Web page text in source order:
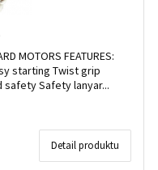
MOTORS FEATURES:
starting Twist grip
Safety lanyar...
Detail produktu